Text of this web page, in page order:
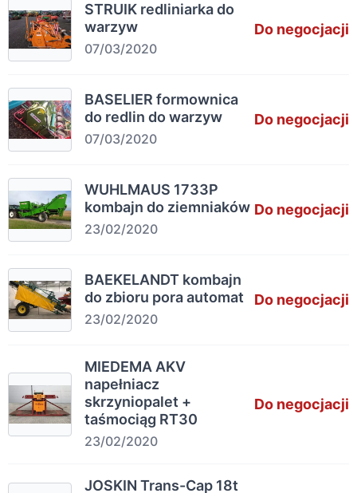
STRUIK redliniarka do
warzyw
07/03/2020
Do negocjacji
BASELIER formownica
do redlin do warzyw
07/03/2020
Do negocjacji
WUHLMAUS 1733P
kombajn do ziemniaków
23/02/2020
Do negocjacji
BAEKELANDT kombajn
do zbioru pora automat
23/02/2020
Do negocjacji
MIEDEMA AKV
napełniacz
skrzyniopalet +
taśmociąg RT30
23/02/2020
Do negocjacji
JOSKIN Trans-Cap 18t